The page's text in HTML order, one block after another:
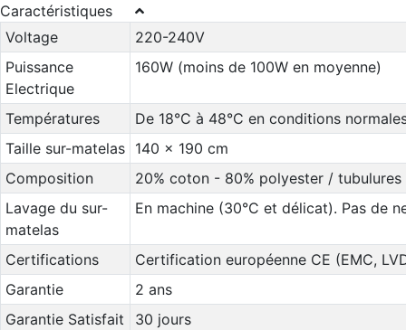
Caractéristiques
Voltage
220-240V
Puissance
Electrique
160W (moins de 100W en moyenne)
Températures
De 18°C à 48°C en conditions
Taille sur-matelas
140 x 190 cm
Composition
20% coton - 80% polyester /
Lavage du sur-
matelas
En machine (30°C et délicat). Pas de
Certifications
Certification européenne CE (EMC,
Garantie
2 ans
Garantie Satisfait
30 jours